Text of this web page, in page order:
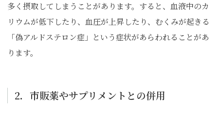
多く摂取してしまうことがあります。すると、血液中のカ
リウムが低下したり、血圧が上昇したり、むくみが起きる
「偽アルドステロン症」という症状があらわれることがあ
ります。
2．市販薬やサプリメントとの併用